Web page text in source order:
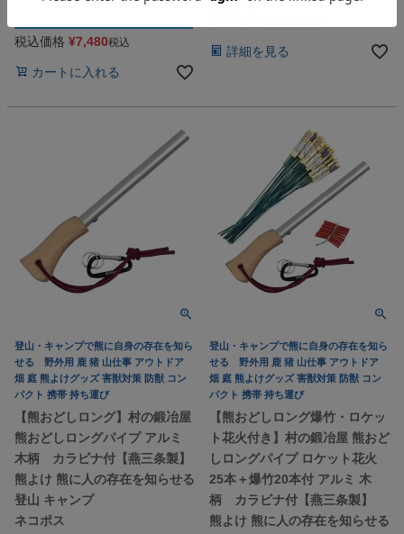
税込価格 ¥7,480税込
カートに入れる
詳細を見る
登山・キャンプで熊に自身の存在を知ら
せる 野外用 鹿 猪 山仕事 アウトドア
畑 庭 熊よけグッズ 害獣対策 防獣 コン
パクト 携帯 持ち運び
【熊おどしロング】村の鍛冶屋
熊おどしロングパイプ アルミ
木柄 カラビナ付【燕三条製】
熊よけ 熊に人の存在を知らせる
登山 キャンプ
ネコポス
登山・キャンプで熊に自身の存在を知ら
せる 野外用 鹿 猪 山仕事 アウトドア
畑 庭 熊よけグッズ 害獣対策 防獣 コン
パクト 携帯 持ち運び
【熊おどしロング爆竹・ロケッ
ト花火付き】村の鍛冶屋 熊おど
しロングパイプ ロケット花火
25本＋爆竹20本付 アルミ 木
柄 カラビナ付【燕三条製】
熊よけ 熊に人の存在を知らせる